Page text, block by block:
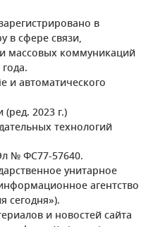
в
в сфере связи,
массовых коммуникаций
и автоматического
2023 г.)
технологий
№ ФС77-57640.
унитарное
агентство
сегодня»).
и новостей сайта